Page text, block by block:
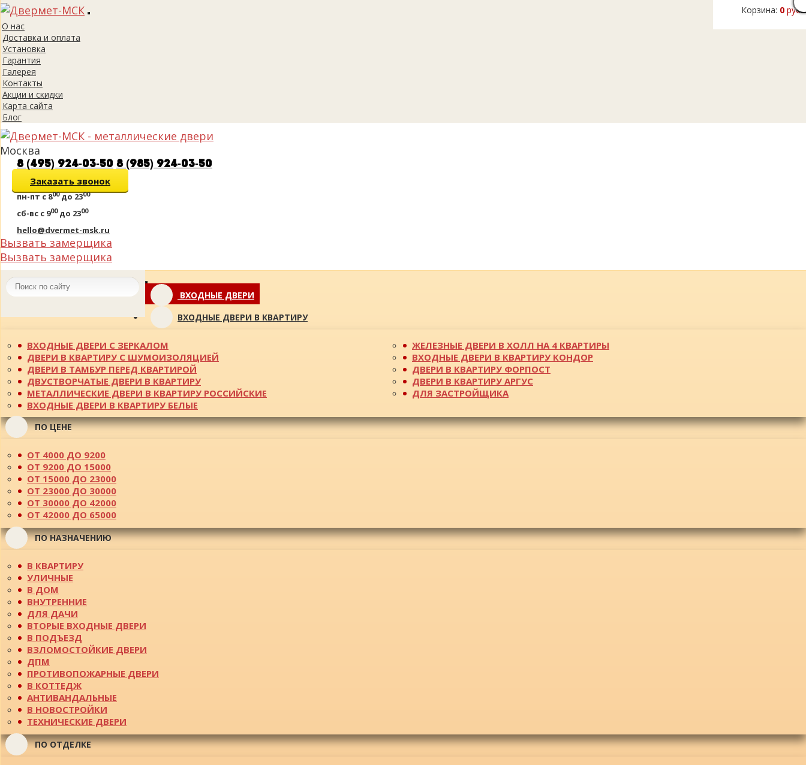
Корзина: 0 руб.
Toggle
О нас
Доставка и оплата
Установка
Гарантия
Галерея
Контакты
Акции и скидки
Карта сайта
Блог
Москва
8 (495) 924-03-50 8 (985) 924-03-50
Заказать звонок
пн-пт с 800до 2300
сб-вс с 900до 2300
hello@dvermet-msk.ru
Вызвать замерщика
Вызвать замерщика
Toggle
navigationВХОДНЫЕ ДВЕРИ
ВХОДНЫЕ ДВЕРИ В КВАРТИРУ
ВХОДНЫЕ ДВЕРИ С ЗЕРКАЛОМ
ДВЕРИ В КВАРТИРУ С ШУМОИЗОЛЯЦИЕЙ
ДВЕРИ В ТАМБУР ПЕРЕД КВАРТИРОЙ
ДВУСТВОРЧАТЫЕ ДВЕРИ В КВАРТИРУ
МЕТАЛЛИЧЕСКИЕ ДВЕРИ В КВАРТИРУ РОССИЙСКИЕ
ВХОДНЫЕ ДВЕРИ В КВАРТИРУ БЕЛЫЕ
ЖЕЛЕЗНЫЕ ДВЕРИ В ХОЛЛ НА 4 КВАРТИРЫ
ВХОДНЫЕ ДВЕРИ В КВАРТИРУ КОНДОР
ДВЕРИ В КВАРТИРУ ФОРПОСТ
ДВЕРИ В КВАРТИРУ АРГУС
ДЛЯ ЗАСТРОЙЩИКА
ПО ЦЕНЕ
ОТ 4000 ДО 9200
ОТ 9200 ДО 15000
ОТ 15000 ДО 23000
ОТ 23000 ДО 30000
ОТ 30000 ДО 42000
ОТ 42000 ДО 65000
ПО НАЗНАЧЕНИЮ
В КВАРТИРУ
УЛИЧНЫЕ
В ДОМ
ВНУТРЕННИЕ
ДЛЯ ДАЧИ
ВТОРЫЕ ВХОДНЫЕ ДВЕРИ
В ПОДЪЕЗД
ВЗЛОМОСТОЙКИЕ ДВЕРИ
ДПМ
ПРОТИВОПОЖАРНЫЕ ДВЕРИ
В КОТТЕДЖ
АНТИВАНДАЛЬНЫЕ
В НОВОСТРОЙКИ
ТЕХНИЧЕСКИЕ ДВЕРИ
ПО ОТДЕЛКЕ